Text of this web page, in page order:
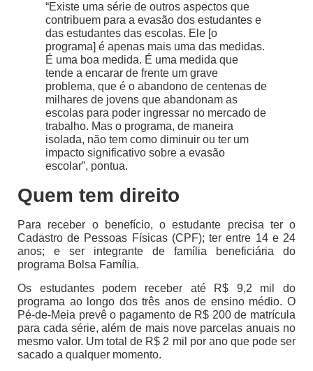
“Existe uma série de outros aspectos que
contribuem para a evasão dos estudantes e
das estudantes das escolas. Ele [o
programa] é apenas mais uma das medidas.
É uma boa medida. É uma medida que
tende a encarar de frente um grave
problema, que é o abandono de centenas de
milhares de jovens que abandonam as
escolas para poder ingressar no mercado de
trabalho. Mas o programa, de maneira
isolada, não tem como diminuir ou ter um
impacto significativo sobre a evasão
escolar”, pontua.
Quem tem direito
Para receber o benefício, o estudante precisa ter o
Cadastro de Pessoas Físicas (CPF); ter entre 14 e 24
anos; e ser integrante de família beneficiária do
programa Bolsa Família.
Os estudantes podem receber até R$ 9,2 mil do
programa ao longo dos três anos de ensino médio. O
Pé-de-Meia prevê o pagamento de R$ 200 de matrícula
para cada série, além de mais nove parcelas anuais no
mesmo valor. Um total de R$ 2 mil por ano que pode ser
sacado a qualquer momento.